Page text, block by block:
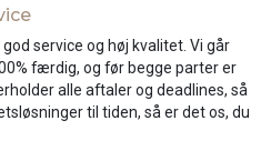
service og høj kvalitet. Vi går
færdig, og før begge parter er
alle aftaler og deadlines, så
til tiden, så er det os, du